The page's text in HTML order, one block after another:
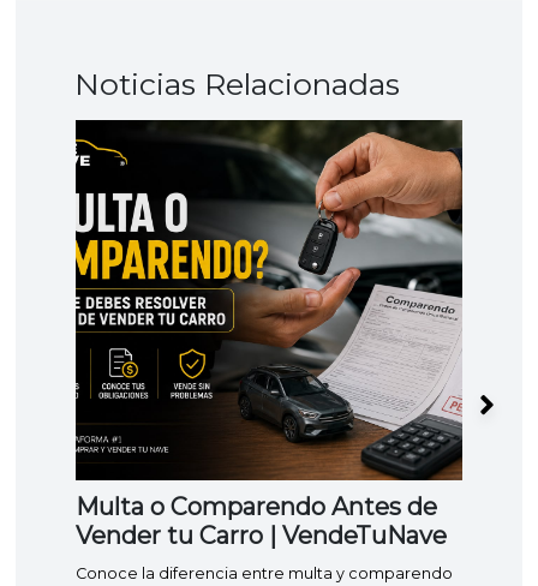
Noticias Relacionadas
Multa o Comparendo Antes de
Vender tu Carro | VendeTuNave
Conoce la diferencia entre multa y comparendo